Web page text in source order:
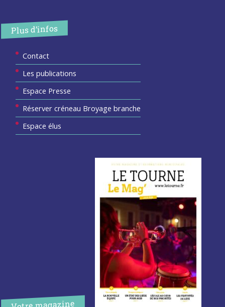
Plus d’infos
Contact
Les publications
Espace Presse
Réserver créneau Broyage branche
Espace élus